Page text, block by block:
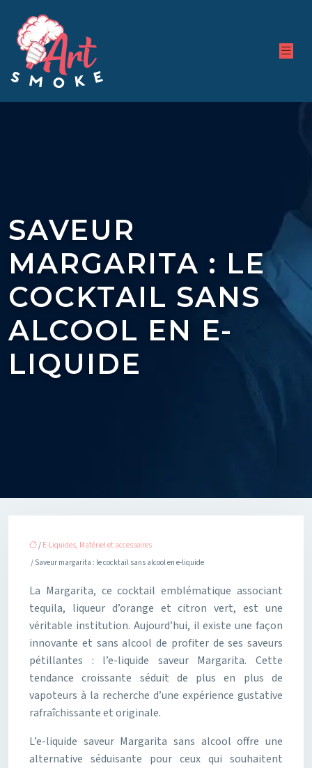
SAVEUR
MARGARITA : LE
COCKTAIL SANS
ALCOOL EN E-
LIQUIDE
/ E-Liquides, Matériel et accessoires
/ Saveur margarita : le cocktail sans alcool en e-liquide
La Margarita, ce cocktail emblématique associant
tequila, liqueur d’orange et citron vert, est une
véritable institution. Aujourd’hui, il existe une façon
innovante et sans alcool de profiter de ses saveurs
pétillantes : l’e-liquide saveur Margarita. Cette
tendance croissante séduit de plus en plus de
vapoteurs à la recherche d’une expérience gustative
rafraîchissante et originale.
L’e-liquide saveur Margarita sans alcool offre une
alternative séduisante pour ceux qui souhaitent